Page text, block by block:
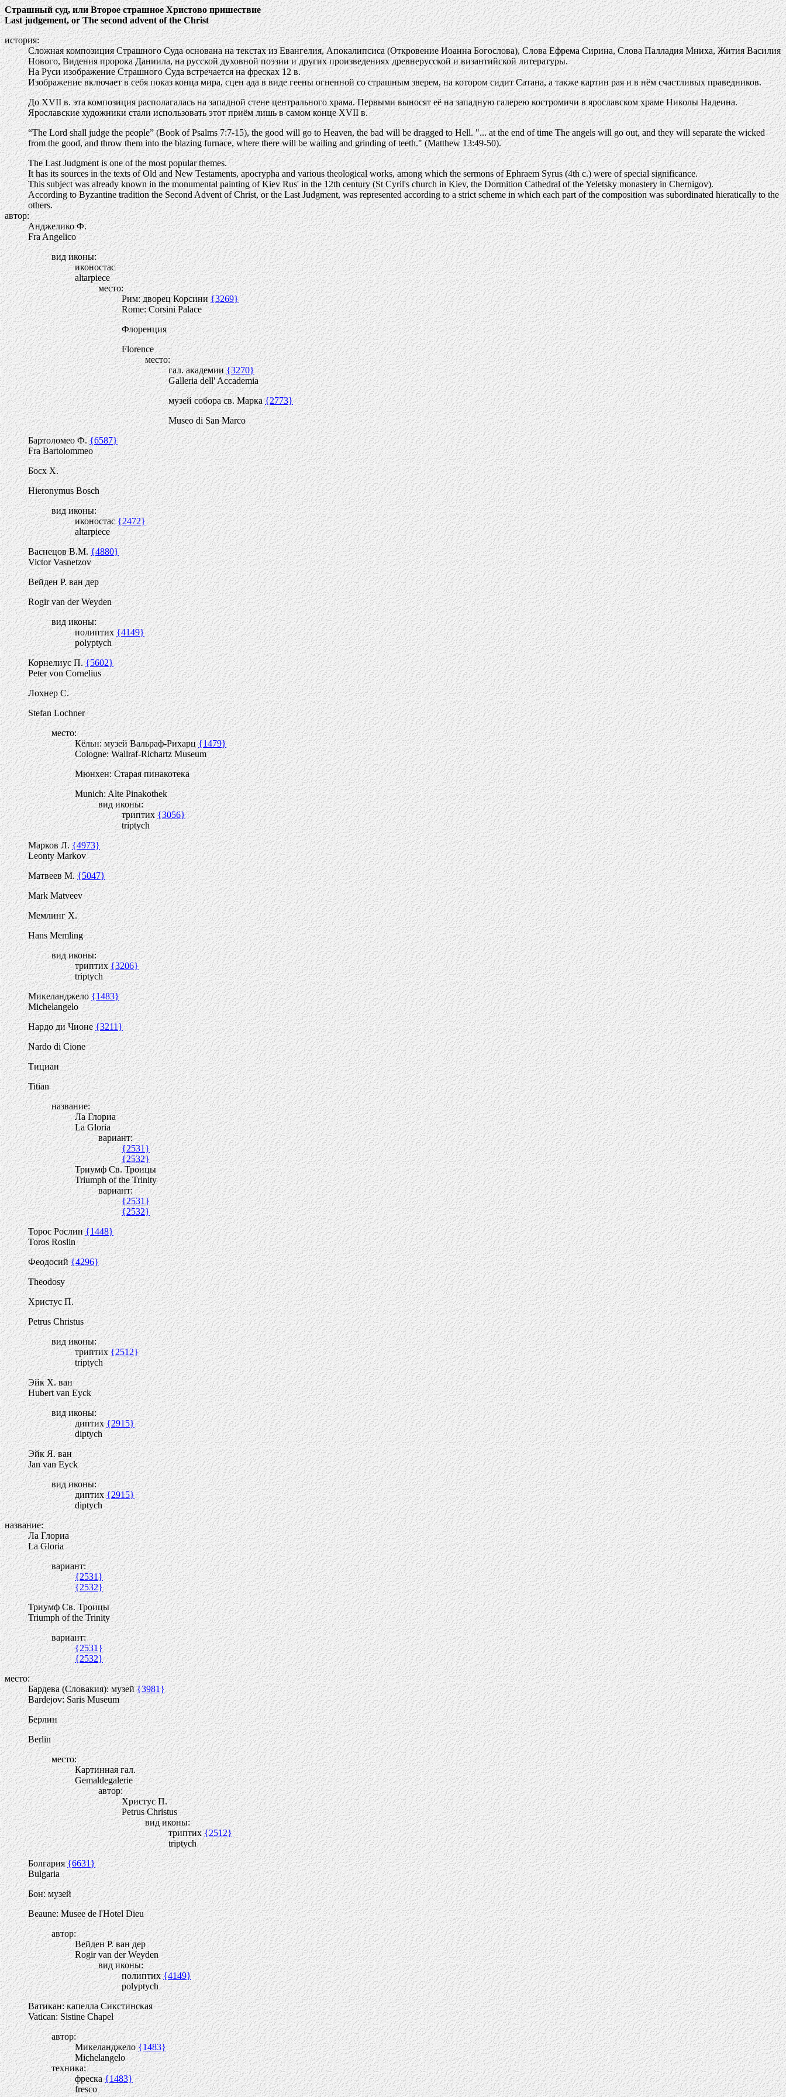
Страшный суд, или Второе страшное Христово пришествие
Last judgement, or The second advent of the Christ
история:
Сложная композиция Страшного Суда основана на текстах из Евангелия, Апокалипсиса (Откровение Иоанна Богослова), Слова Ефрема Сирина, Слова Палладия Мниха, Жития Василия
Нового, Видения пророка Даниила, на русской духовной поэзии и других произведениях древнерусской и византийской литературы.
На Руси изображение Страшного Суда встречается на фресках 12 в.
Изображение включает в себя показ конца мира, сцен ада в виде геены огненной со страшным зверем, на котором сидит Сатана, а также картин рая и в нём счастливых праведников.
До XVII в. эта композиция располагалась на западной стене центрального храма. Первыми выносят её на западную галерею костромичи в ярославском храме Николы Надеина.
Ярославские художники стали использовать этот приём лишь в самом конце XVII в.
“The Lord shall judge the people” (Book of Psalms 7:7-15), the good will go to Heaven, the bad will be dragged to Hell. "... at the end of time The angels will go out, and they will separate the wicked
from the good, and throw them into the blazing furnace, where there will be wailing and grinding of teeth." (Matthew 13:49-50).
The Last Judgment is one of the most popular themes.
It has its sources in the texts of Old and New Testaments, apocrypha and various theological works, among which the sermons of Ephraem Syrus (4th c.) were of special significance.
This subject was already known in the monumental painting of Kiev Rus' in the 12th century (St Cyril's church in Kiev, the Dormition Cathedral of the Yeletsky monastery in Chernigov).
According to Byzantine tradition the Second Advent of Christ, or the Last Judgment, was represented according to a strict scheme in which each part of the composition was subordinated hieratically to the
others.
автор:
Анджелико Ф.
Fra Angelico
вид иконы:
иконостас
altarpiece
место:
Рим: дворец Корсини{3269}
Rome: Corsini Palace
Флоренция
Florence
место:
гал. академии{3270}
Galleria dell' Accademia
музей собора св. Марка{2773}
Museo di San Marco
Бартоломео Ф.{6587}
Fra Bartolommeo
Босх Х.
Hieronymus Bosch
вид иконы:
иконостас{2472}
altarpiece
Васнецов В.М.{4880}
Victor Vasnetzov
Вейден Р. ван дер
Rogir van der Weyden
вид иконы:
полиптих{4149}
polyptych
Корнелиус П.{5602}
Peter von Cornelius
Лохнер С.
Stefan Lochner
место:
Кёльн: музей Вальраф-Рихарц{1479}
Cologne: Wallraf-Richartz Museum
Мюнхен: Старая пинакотека
Munich: Alte Pinakothek
вид иконы:
триптих{3056}
triptych
Марков Л.{4973}
Leonty Markov
Матвеев М.{5047}
Mark Matveev
Мемлинг Х.
Hans Memling
вид иконы:
триптих{3206}
triptych
Микеланджело{1483}
Michelangelo
Нардо ди Чионе{3211}
Nardo di Cione
Тициан
Titian
название:
Ла Глориа
La Gloria
вариант:
{2531}
{2532}
Триумф Св. Троицы
Triumph of the Trinity
вариант:
{2531}
{2532}
Торос Рослин{1448}
Toros Roslin
Феодосий{4296}
Theodosy
Христус П.
Petrus Christus
вид иконы:
триптих{2512}
triptych
Эйк Х. ван
Hubert van Eyck
вид иконы:
диптих{2915}
diptych
Эйк Я. ван
Jan van Eyck
вид иконы:
диптих{2915}
diptych
название:
Ла Глориа
La Gloria
вариант:
{2531}
{2532}
Триумф Св. Троицы
Triumph of the Trinity
вариант:
{2531}
{2532}
место:
Бардева (Словакия): музей{3981}
Bardejov: Saris Museum
Берлин
Berlin
место:
Картинная гал.
Gemaldegalerie
автор:
Христус П.
Petrus Christus
вид иконы:
триптих{2512}
triptych
Болгария{6631}
Bulgaria
Бон: музей
Beaune: Musee de l'Hotel Dieu
автор:
Вейден Р. ван дер
Rogir van der Weyden
вид иконы:
полиптих{4149}
polyptych
Ватикан: капелла Сикстинская
Vatican: Sistine Chapel
автор:
Микеланджело{1483}
Michelangelo
техника:
фреска{1483}
fresco